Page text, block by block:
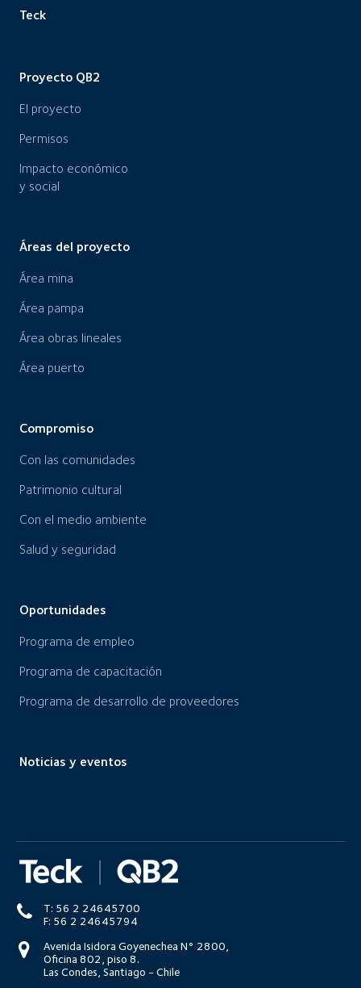
Teck
Proyecto QB2
El proyecto
Permisos
Impacto económico
y social
Áreas del proyecto
Área mina
Área pampa
Área obras lineales
Área puerto
Compromiso
Con las comunidades
Patrimonio cultural
Con el medio ambiente
Salud y seguridad
Oportunidades
Programa de empleo
Programa de capacitación
Programa de desarrollo de proveedores
Noticias y eventos
T: 56 2 24645700
F: 56 2 24645794
Avenida Isidora Goyenechea N° 2800,
Oficina 802, piso 8.
Las Condes, Santiago - Chile